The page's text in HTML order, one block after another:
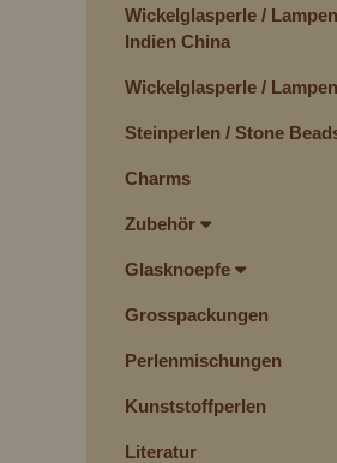
Wickelglasperle /
Indien China
Wickelglasperle /
Steinperlen / Stone
Charms
Zubehör
Glasknoepfe
Grosspackungen
Perlenmischungen
Kunststoffperlen
Literatur